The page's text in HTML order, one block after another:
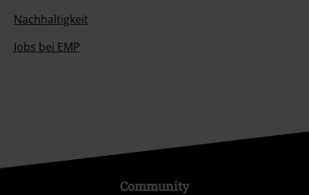
Nachhaltigkeit
Jobs bei EMP
Community